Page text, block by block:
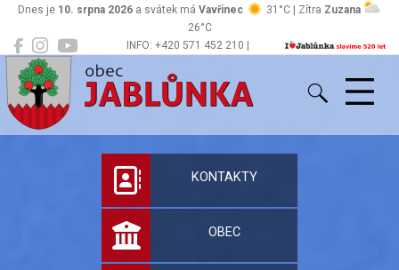
INFO: +420 571 452 210 |
Dnes je 10. srpna 2026 a svátek má Vavřinec 31°C | Zítra Zuzana
26°C
Jablůnka
Oficiální stránky
KONTAKTY
OBEC